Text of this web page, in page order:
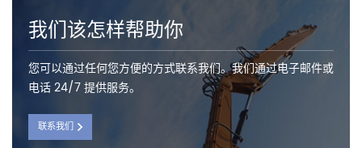
我们该怎样帮助你
您可以通过任何您方便的方式联系我们。我们通过电子邮件或
电话 24/7 提供服务。
联系我们